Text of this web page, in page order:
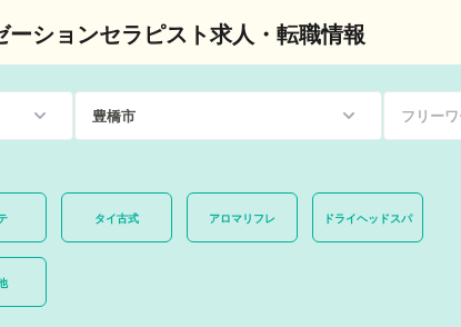
ーションセラピスト求人・転職情報
タイ古式 アロマリフレ ドライヘッドスパ